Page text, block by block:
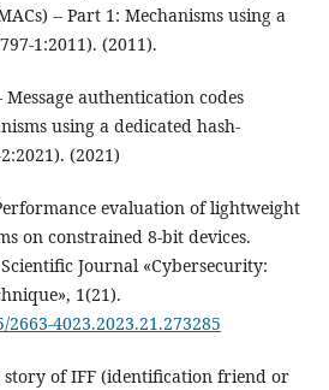
-- Part 1: Mechanisms using a
1:2011). (2011).
authentication codes
using a dedicated hash-
(2021)
evaluation of lightweight
on constrained 8-bit devices.
Journal «Cybersecurity:
1(21).
4023.2023.21.273285
story of IFF (identification friend or